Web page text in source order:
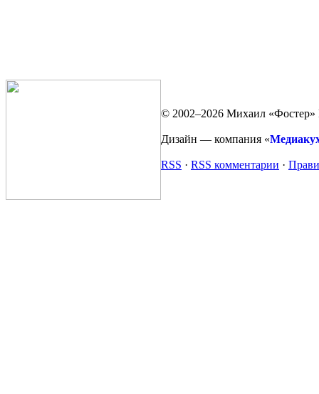
© 2002–2026 Михаил «Фостер»
Дизайн — компания «
RSS · RSS комментарии ·